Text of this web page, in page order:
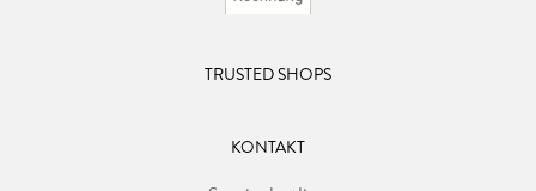
TRUSTED SHOPS
KONTAKT